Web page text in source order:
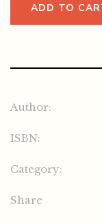
ADD TO
Author:
ISBN:
Category:
Share